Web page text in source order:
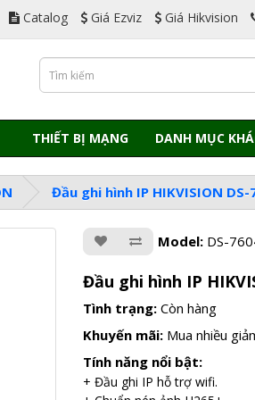
Catalog Giá Ezviz Giá Hikvision
THIẾT BỊ MẠNG DANH MỤC
Đầu ghi hình IP HIKVISION
Model: DS-
Đầu ghi hình IP
Tình trạng: Còn hàng
Khuyến mãi: Mua nhiều
Tính năng nổi bật:
+ Đầu ghi IP hỗ trợ wifi.